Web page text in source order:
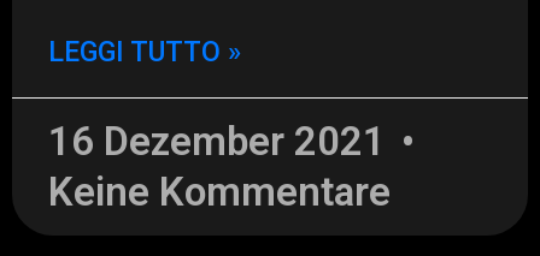
LEGGI TUTTO »
16 Dezember 2021
Keine Kommentare